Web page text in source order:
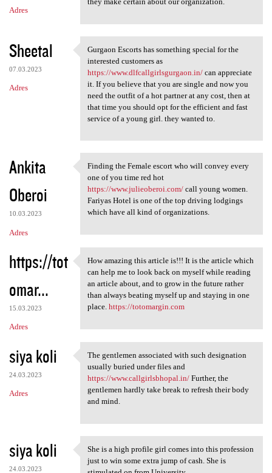
Adres
Sheetal
07.03.2023
Adres
Gurgaon Escorts has something
Gurgaon Escorts has something special for the
interested customers as
https://www.dlfcallgirlsgurgaon.in/can appreciate
it. If you believe that you are single and now you
need the outfit of a hot partner at any cost, then at
that time you should opt for the efficient and fast
service of a young girl. they wanted to.
Ankita
Oberoi
10.03.2023
Adres
Finding the Female escort who
Finding the Female escort who will convey every
one of you time red hot
https://www.julieoberoi.com/call young women.
Fariyas Hotel is one of the top driving lodgings
which have all kind of organizations.
https://tot
omar...
15.03.2023
Adres
How amazing this article is!!
How amazing this article is!!! It is the article which
can help me to look back on myself while reading
an article about, and to grow in the future rather
than always beating myself up and staying in one
place. https://totomargin.com
siya koli
24.03.2023
Adres
The gentlemen associated with
The gentlemen associated with such designation
usually buried under files and
https://www.callgirlsbhopal.in/Further, the
gentlemen hardly take break to refresh their body
and mind.
siya koli
24.03.2023
She is a high profile girl
She is a high profile girl comes into this profession
just to win some extra jump of cash. She is